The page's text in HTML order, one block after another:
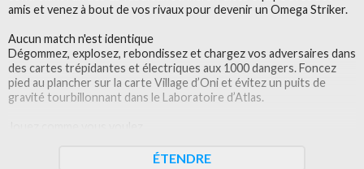
amis et venez à bout de vos rivaux pour devenir un Omega Striker.
Aucun match n'est identique
Dégommez, explosez, rebondissez et chargez vos adversaires dans
des cartes trépidantes et électriques aux 1000 dangers. Foncez
pied au plancher sur la carte Village d’Oni et évitez un puits de
gravité tourbillonnant dans le Laboratoire d’Atlas.
Strikers, disposant chacun de capacités uniques. Créez votre
ÉTENDRE